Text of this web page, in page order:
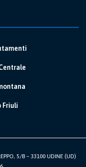
Friuli
5/B – 33100 UDINE (UD)